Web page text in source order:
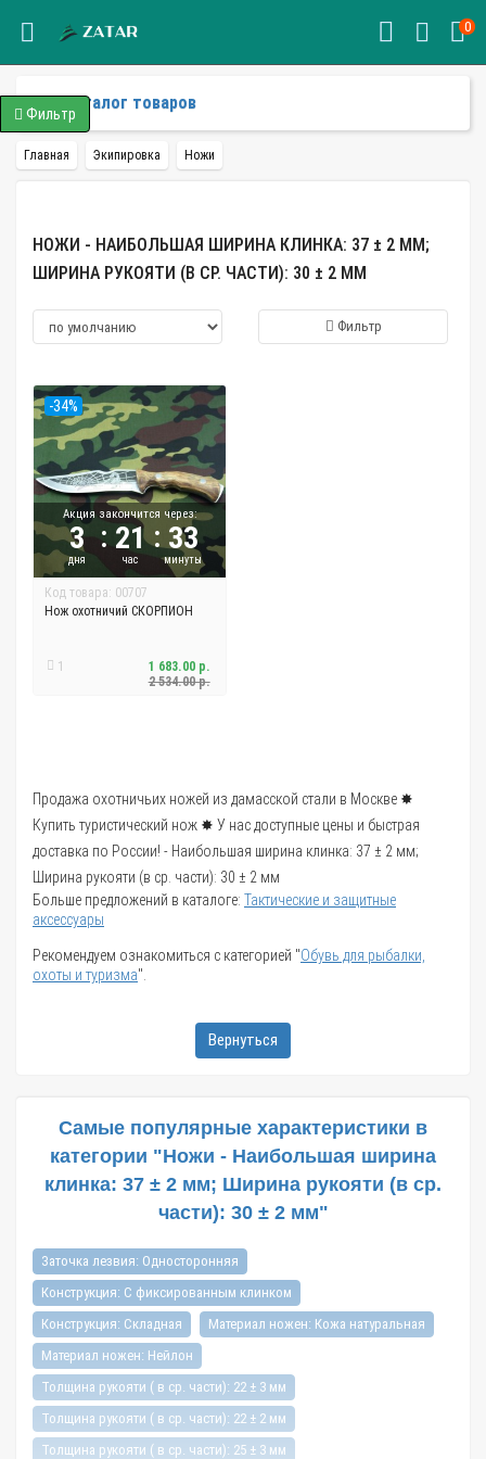
0
Каталог товаров
Главная Экипировка Ножи
НОЖИ - НАИБОЛЬШАЯ ШИРИНА КЛИНКА: 37 ± 2 ММ;
ШИРИНА РУКОЯТИ (В СР. ЧАСТИ): 30 ± 2 ММ
Фильтр
-34%
Акция закончится через:
3
дня
: 21
час
: 33
минуты
Код товара: 00707
Нож охотничий СКОРПИОН
1
2 534.00 р.
1 683.00 р.
Продажа охотничьих ножей из дамасской стали в Москве ✸
Купить туристический нож ✸ У нас доступные цены и быстрая
доставка по России! - Наибольшая ширина клинка: 37 ± 2 мм;
Ширина рукояти (в ср. части): 30 ± 2 мм
Больше предложений в каталоге: Тактические и защитные
аксессуары
Рекомендуем ознакомиться с категорией "Обувь для рыбалки,
охоты и туризма".
Вернуться
Самые популярные характеристики в
категории "Ножи - Наибольшая ширина
клинка: 37 ± 2 мм; Ширина рукояти (в ср.
части): 30 ± 2 мм"
Заточка лезвия: Односторонняя
Конструкция: С фиксированным клинком
Конструкция: Складная
Материал ножен: Кожа натуральная
Материал ножен: Нейлон
Толщина рукояти ( в ср. части): 22 ± 3 мм
Толщина рукояти ( в ср. части): 22 ± 2 мм
Толщина рукояти ( в ср. части): 25 ± 3 мм
Фильтр